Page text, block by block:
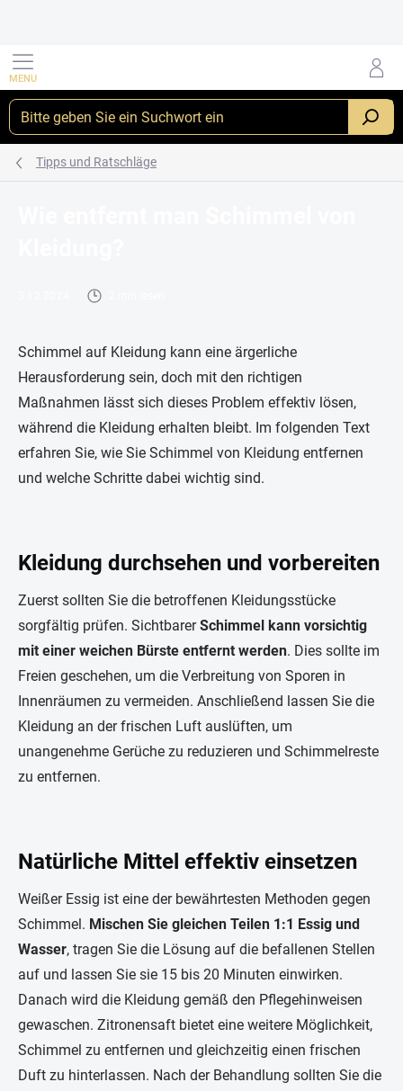
_
Tipps und Ratschläge
Schimmel auf Kleidung kann eine ärgerliche
Herausforderung sein, doch mit den richtigen
Maßnahmen lässt sich dieses Problem effektiv lösen,
während die Kleidung erhalten bleibt. Im folgenden Text
erfahren Sie, wie Sie Schimmel von Kleidung entfernen
und welche Schritte dabei wichtig sind.
Kleidung durchsehen und vorbereiten
Zuerst sollten Sie die betroffenen Kleidungsstücke
sorgfältig prüfen. SichtbarerSchimmel kann vorsichtig
mit einer weichen Bürste entfernt werden. Dies sollte im
Freien geschehen, um die Verbreitung von Sporen in
Innenräumen zu vermeiden. Anschließend lassen Sie die
Kleidung an der frischen Luft auslüften, um
unangenehme Gerüche zu reduzieren und Schimmelreste
zu entfernen.
Natürliche Mittel effektiv einsetzen
Weißer Essig ist eine der bewährtesten Methoden gegen
Schimmel. Mischen Sie gleichen Teilen 1:1 Essig und
Wasser, tragen Sie die Lösung auf die befallenen Stellen
auf und lassen Sie sie 15 bis 20 Minuten einwirken.
Danach wird die Kleidung gemäß den Pflegehinweisen
gewaschen. Zitronensaft bietet eine weitere Möglichkeit,
Schimmel zu entfernen und gleichzeitig einen frischen
Duft zu hinterlassen. Nach der Behandlung sollten Sie die